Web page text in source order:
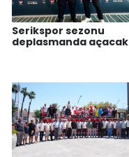
Serikspor sezonu
deplasmanda açacak